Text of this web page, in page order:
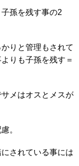
孫を残す事の2
りと管理もされて
りも子孫を残す＝
メはオスとメスが
。
されている事には